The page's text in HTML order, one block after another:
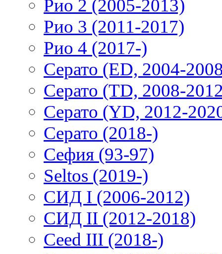
Рио 2 (2005-2013)
Рио 3 (2011-2017)
Рио 4 (2017-)
Серато (ED, 2004-
Серато (TD, 2008-
Серато (YD, 2012-
Серато (2018-)
Сефия (93-97)
Seltos (2019-)
СИД I (2006-2012)
СИД II (2012-2018)
Ceed III (2018-)